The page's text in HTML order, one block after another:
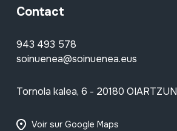
Contact
943 493 578
soinuenea@soinuenea.eus
Tornola kalea, 6 - 20180 OIARTZUN
Voir sur Google Maps